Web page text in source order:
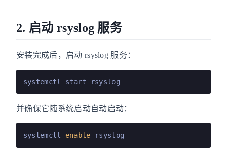
2. 启动 rsyslog 服务
安装完成后，启动 rsyslog 服务：
并确保它随系统启动自动启动：
systemctl enable